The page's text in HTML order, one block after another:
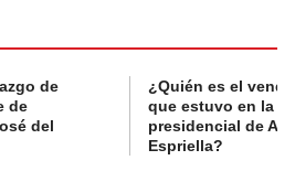
de
de
del
¿Quién es el
que estuvo en la
presidencial de
Espriella?